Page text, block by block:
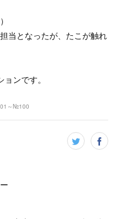
当となったが、たこが触れ
ンです。
～№100